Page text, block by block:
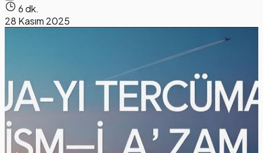
6 dk.
28 Kasım 2025